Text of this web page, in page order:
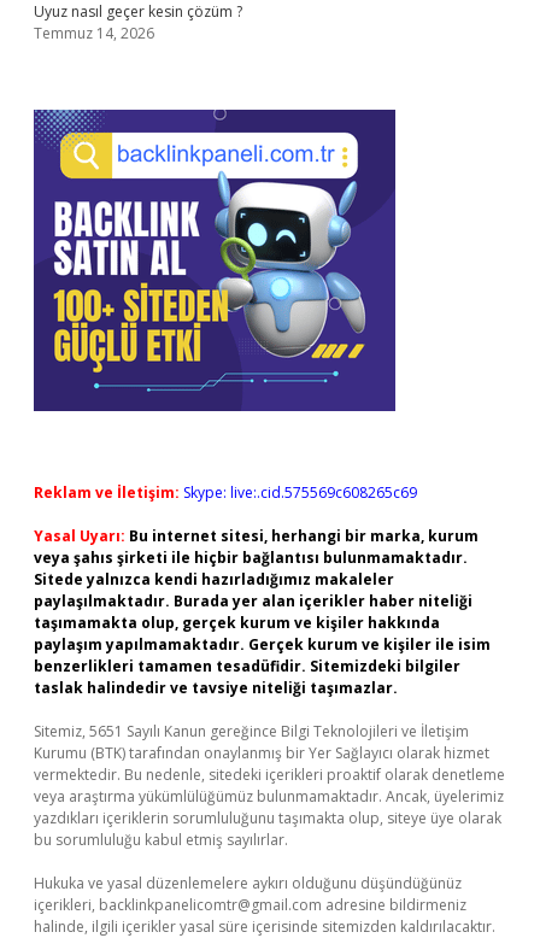
Uyuz nasıl geçer kesin çözüm ?
Temmuz 14, 2026
Reklam ve İletişim: Skype: live:.cid.575569c608265c69
Yasal Uyarı: Bu internet sitesi, herhangi bir marka, kurum
veya şahıs şirketi ile hiçbir bağlantısı bulunmamaktadır.
Sitede yalnızca kendi hazırladığımız makaleler
paylaşılmaktadır. Burada yer alan içerikler haber niteliği
taşımamakta olup, gerçek kurum ve kişiler hakkında
paylaşım yapılmamaktadır. Gerçek kurum ve kişiler ile isim
benzerlikleri tamamen tesadüfidir. Sitemizdeki bilgiler
taslak halindedir ve tavsiye niteliği taşımazlar.
Sitemiz, 5651 Sayılı Kanun gereğince Bilgi Teknolojileri ve İletişim
Kurumu (BTK) tarafından onaylanmış bir Yer Sağlayıcı olarak hizmet
vermektedir. Bu nedenle, sitedeki içerikleri proaktif olarak denetleme
veya araştırma yükümlülüğümüz bulunmamaktadır. Ancak, üyelerimiz
yazdıkları içeriklerin sorumluluğunu taşımakta olup, siteye üye olarak
bu sorumluluğu kabul etmiş sayılırlar.
Hukuka ve yasal düzenlemelere aykırı olduğunu düşündüğünüz
içerikleri, backlinkpanelicomtr@gmail.com adresine bildirmeniz
halinde, ilgili içerikler yasal süre içerisinde sitemizden kaldırılacaktır.